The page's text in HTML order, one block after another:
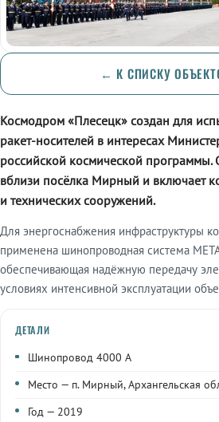
← К СПИСКУ
Космодром «Плесецк» создан для
ракет-носителей в интересах
российской космической программы.
вблизи посёлка Мирный и включает
и технических сооружений.
Для энергоснабжения инфраструктуры
применена шинопроводная система
обеспечивающая надёжную передачу
условиях интенсивной эксплуатации
ДЕТАЛИ
Шинопровод 4000 А
Место — п. Мирный, Архангельская
Год — 2019